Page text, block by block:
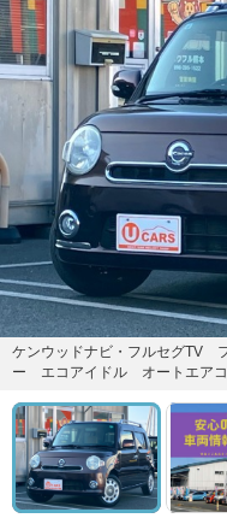
ケンウッドナビ・フルセグTV
ー エコアイドル オートエア